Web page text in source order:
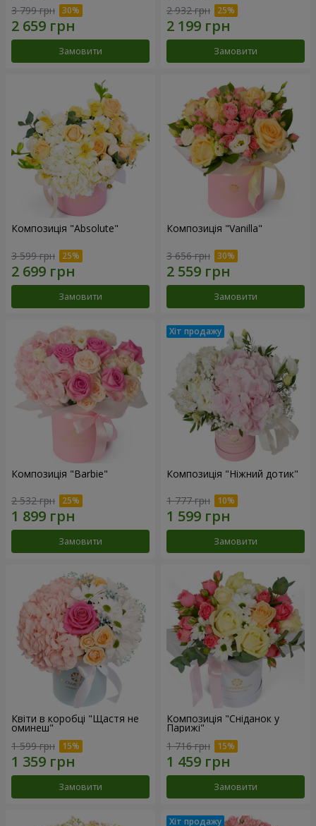
3 799 грн
Замовити
2 932 грн
Замовити
Композиція "Absolute"
3 599 грн
Замовити
Композиція "Vanilla"
3 656 грн
Замовити
Композиція "Barbie"
2 532 грн
Замовити
Композиція "Ніжний дотик"
1 777 грн
Замовити
Квіти в коробці "Щастя не
оминеш"
1 599 грн
Замовити
Композиція "Сніданок у
Парижі"
1 716 грн
Замовити